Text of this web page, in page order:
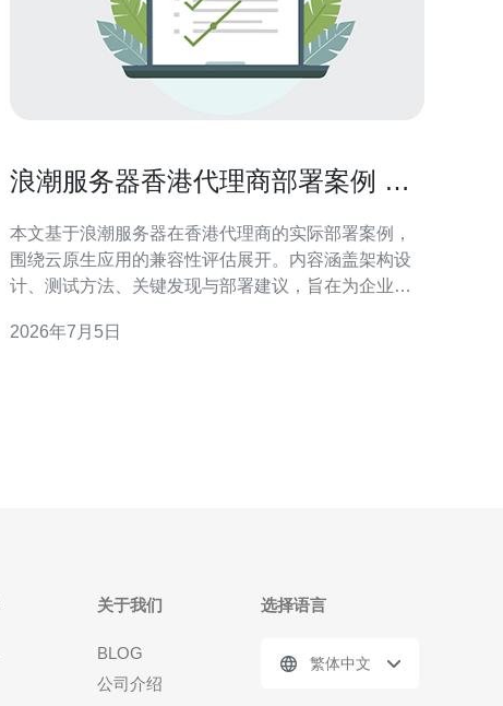
浪潮服务器香港代理商部署案例 云
本文基于浪潮服务器在香港代理商的实际部署案例，
围绕云原生应用的兼容性评估展开。内容涵盖架构设
计、测试方法、关键发现与部署建议，旨在为企业在
作的参考。 项目背景与目标 本次部署由香港本地代理
2026年7月5日
关于我们
BLOG
公司介绍
选择语言
繁体中文